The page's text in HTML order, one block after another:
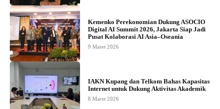
Kemenko Perekonomian Dukung ASOCIO
Digital AI Summit 2026, Jakarta Siap Jadi
Pusat Kolaborasi AI Asia–Oseania
9 Maret 2026
IAKN Kupang dan Telkom Bahas Kapasitas
Internet untuk Dukung Aktivitas Akademik
8 Maret 2026